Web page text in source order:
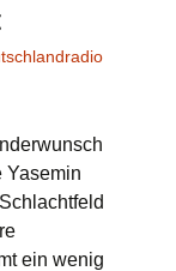
Yasemin
ein wenig